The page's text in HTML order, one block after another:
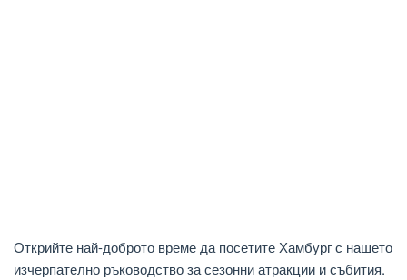
Открийте най-доброто време да посетите Хамбург с нашето
изчерпателно ръководство за сезонни атракции и събития.